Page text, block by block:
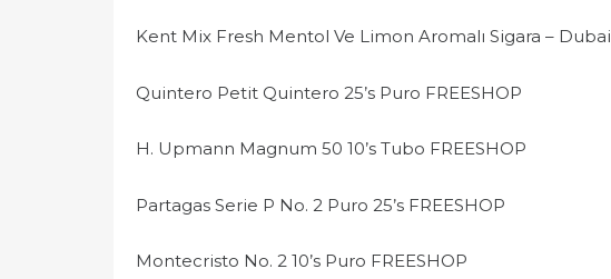
Kent Mix Fresh Mentol Ve Limon Aromalı Sigara – Dubai
Quintero Petit Quintero 25’s Puro FREESHOP
H. Upmann Magnum 50 10’s Tubo FREESHOP
Partagas Serie P No. 2 Puro 25’s FREESHOP
Montecristo No. 2 10’s Puro FREESHOP